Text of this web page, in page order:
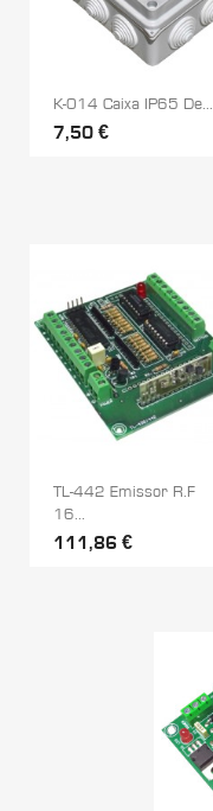
K-014 Caixa IP65 De...
7,50 €
TL-442 Emissor R.F
16...
111,86 €